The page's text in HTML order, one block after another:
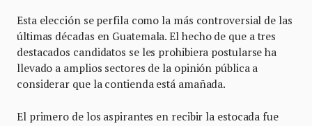
Esta elección se perfila como la más controversial de las
últimas décadas en Guatemala. El hecho de que a tres
destacados candidatos se les prohibiera postularse ha
llevado a amplios sectores de la opinión pública a
considerar que la contienda está amañada.
El primero de los aspirantes en recibir la estocada fue